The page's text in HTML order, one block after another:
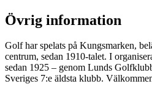
Övrig information
Golf har spelats på Kungsmarken,
centrum, sedan 1910-talet. I
sedan 1925 – genom Lunds
Sveriges 7:e äldsta klubb.